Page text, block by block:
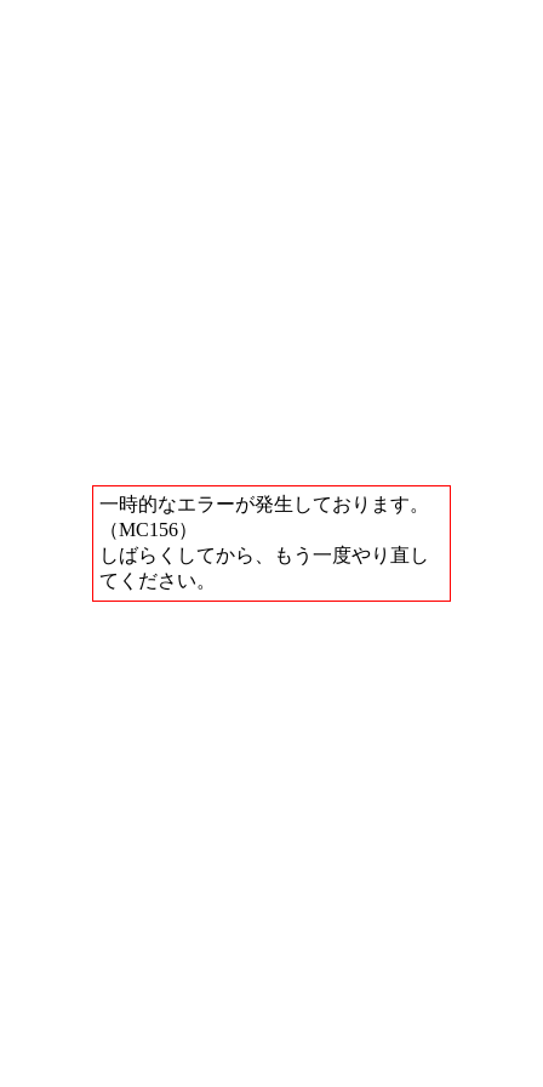
一時的なエラーが発生しております。
（MC156）
しばらくしてから、もう一度やり直し
てください。